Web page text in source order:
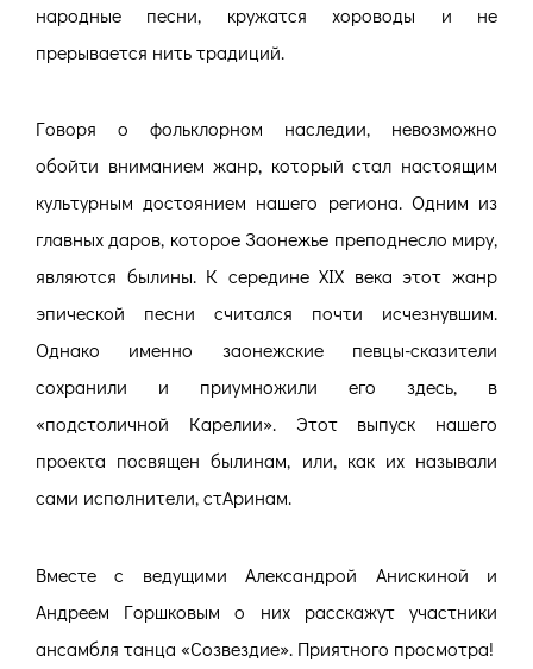
народные песни, кружатся хороводы и не
прерывается нить традиций.
Говоря о фольклорном наследии, невозможно
обойти вниманием жанр, который стал настоящим
культурным достоянием нашего региона. Одним из
главных даров, которое Заонежье преподнесло миру,
являются былины. К середине XIX века этот жанр
эпической песни считался почти исчезнувшим.
Однако именно заонежские певцы-сказители
сохранили и приумножили его здесь, в
«подстоличной Карелии». Этот выпуск нашего
проекта посвящен былинам, или, как их называли
сами исполнители, стАринам.
Вместе с ведущими Александрой Анискиной и
Андреем Горшковым о них расскажут участники
ансамбля танца «Созвездие». Приятного просмотра!